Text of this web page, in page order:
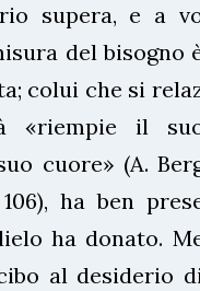
supera, e a
del bisogno
colui che si
«riempie il
cuore» (A.
ha ben
ha donato.
al desiderio